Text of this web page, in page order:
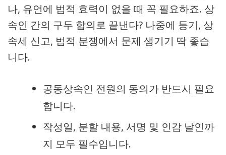
나, 유언에 법적 효력이 없을 때 꼭 필요하죠. 상
속인 간의 구두 합의로 끝낸다? 나중에 등기, 상
속세 신고, 법적 분쟁에서 문제 생기기 딱 좋습
니다.
공동상속인 전원의 동의가 반드시 필요
합니다.
작성일, 분할 내용, 서명 및 인감 날인까
지 모두 필수입니다.